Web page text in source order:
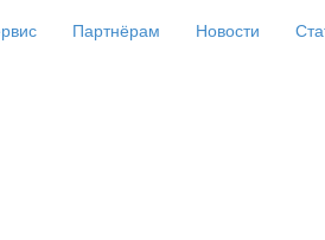
Партнёрам Новости